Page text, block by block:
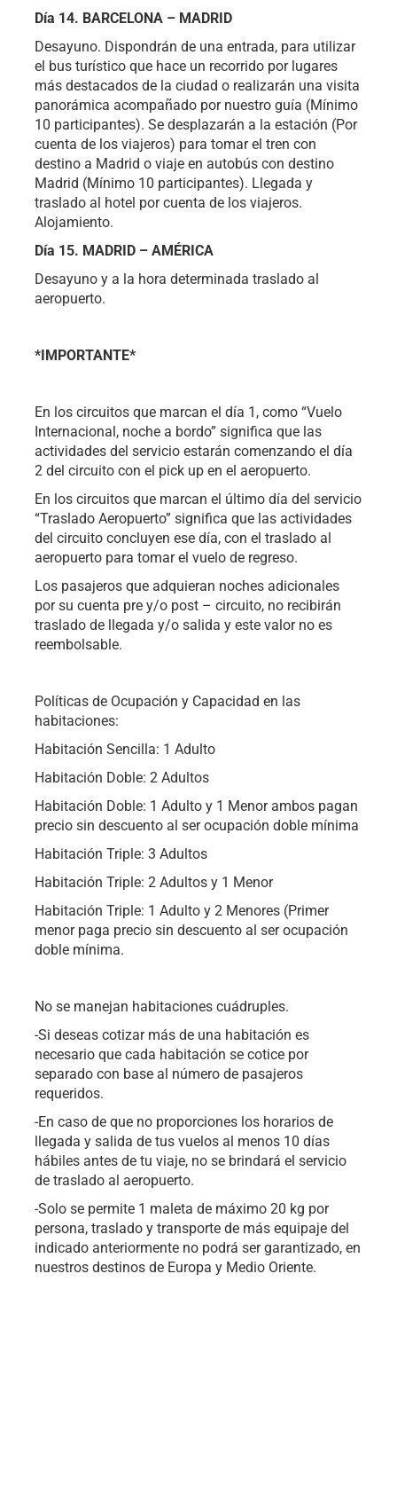
Día 14. BARCELONA – MADRID
Desayuno. Dispondrán de una entrada, para utilizar
el bus turístico que hace un recorrido por lugares
más destacados de la ciudad o realizarán una visita
panorámica acompañado por nuestro guía (Mínimo
10 participantes). Se desplazarán a la estación (Por
cuenta de los viajeros) para tomar el tren con
destino a Madrid o viaje en autobús con destino
Madrid (Mínimo 10 participantes). Llegada y
traslado al hotel por cuenta de los viajeros.
Alojamiento.
Día 15. MADRID – AMÉRICA
Desayuno y a la hora determinada traslado al
aeropuerto.
*IMPORTANTE*
En los circuitos que marcan el día 1, como “Vuelo
Internacional, noche a bordo” significa que las
actividades del servicio estarán comenzando el día
2 del circuito con el pick up en el aeropuerto.
En los circuitos que marcan el último día del servicio
“Traslado Aeropuerto” significa que las actividades
del circuito concluyen ese día, con el traslado al
aeropuerto para tomar el vuelo de regreso.
Los pasajeros que adquieran noches adicionales
por su cuenta pre y/o post – circuito, no recibirán
traslado de llegada y/o salida y este valor no es
reembolsable.
Políticas de Ocupación y Capacidad en las
habitaciones:
Habitación Sencilla: 1 Adulto
Habitación Doble: 2 Adultos
Habitación Doble: 1 Adulto y 1 Menor ambos pagan
precio sin descuento al ser ocupación doble mínima
Habitación Triple: 3 Adultos
Habitación Triple: 2 Adultos y 1 Menor
Habitación Triple: 1 Adulto y 2 Menores (Primer
menor paga precio sin descuento al ser ocupación
doble mínima.
No se manejan habitaciones cuádruples.
-Si deseas cotizar más de una habitación es
necesario que cada habitación se cotice por
separado con base al número de pasajeros
requeridos.
-En caso de que no proporciones los horarios de
llegada y salida de tus vuelos al menos 10 días
hábiles antes de tu viaje, no se brindará el servicio
de traslado al aeropuerto.
-Solo se permite 1 maleta de máximo 20 kg por
persona, traslado y transporte de más equipaje del
indicado anteriormente no podrá ser garantizado, en
nuestros destinos de Europa y Medio Oriente.